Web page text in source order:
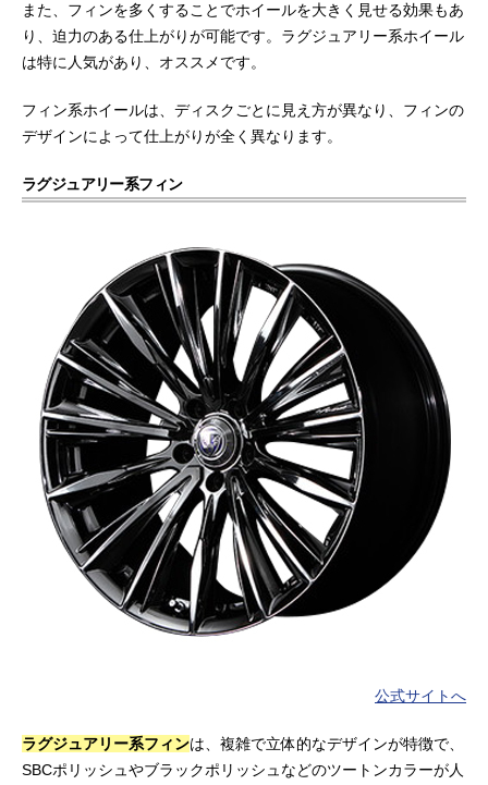
また、フィンを多くすることでホイールを大きく見せる効果もあ
り、迫力のある仕上がりが可能です。ラグジュアリー系ホイール
は特に人気があり、オススメです。
フィン系ホイールは、ディスクごとに見え方が異なり、フィンの
デザインによって仕上がりが全く異なります。
ラグジュアリー系フィン
公式サイトへ
ラグジュアリー系フィンは、複雑で立体的なデザインが特徴で、
SBCポリッシュやブラックポリッシュなどのツートンカラーが人